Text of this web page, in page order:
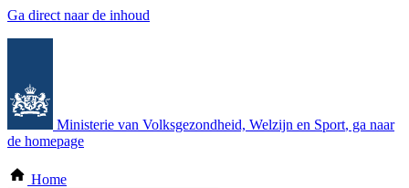
Ga direct naar de inhoud
Ministerie van Volksgezondheid, Welzijn en Sport, ga naar
de homepage
Home